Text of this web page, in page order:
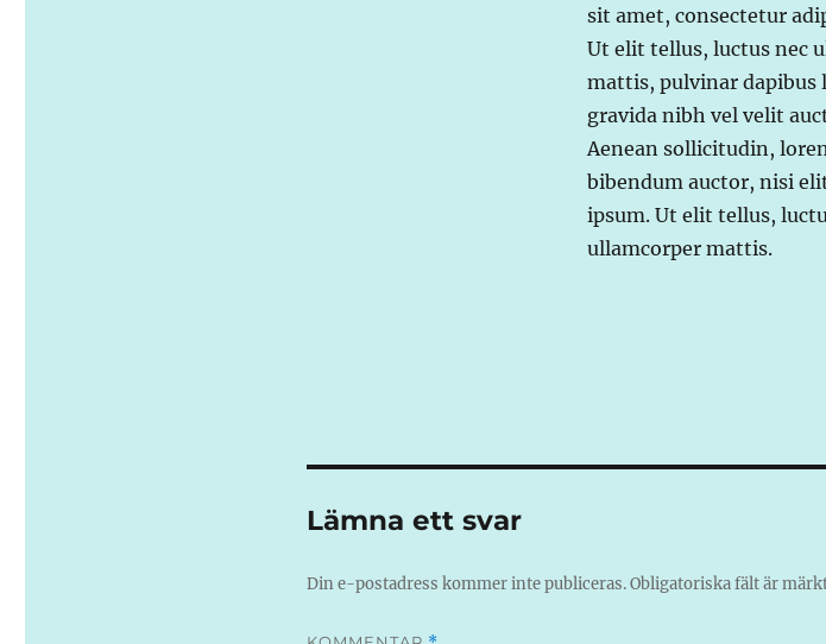
sit amet, consectetur
Ut elit tellus, luctus nec
mattis, pulvinar dapibus
gravida nibh vel velit
Aenean sollicitudin,
bibendum auctor, nisi
ipsum. Ut elit tellus,
ullamcorper mattis.
Lämna ett svar
Din e-postadress kommer inte publiceras.Obligatoriska fält är